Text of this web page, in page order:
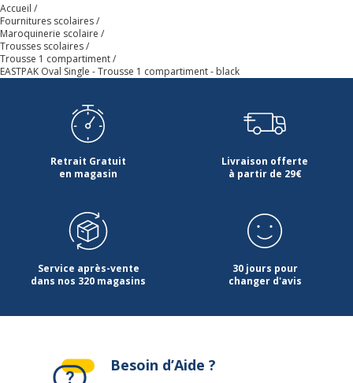
Accueil
Fournitures scolaires
Maroquinerie scolaire
Trousses scolaires
Trousse 1 compartiment
EASTPAK Oval Single - Trousse 1 compartiment - black
Retrait Gratuit
en magasin
Livraison offerte
à partir de 29€
Service après-vente
dans nos 320 magasins
30 jours pour
changer d'avis
Besoin d’Aide ?